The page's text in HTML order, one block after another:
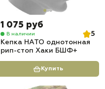
1 075 руб
В наличии
5
Кепка НАТО однотонная
рип-стоп Хаки БШФ+
Купить